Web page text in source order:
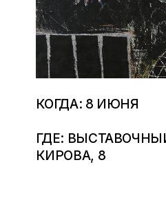
КОГДА: 8 ИЮНЯ
ГДЕ:
КИРОВА, 8